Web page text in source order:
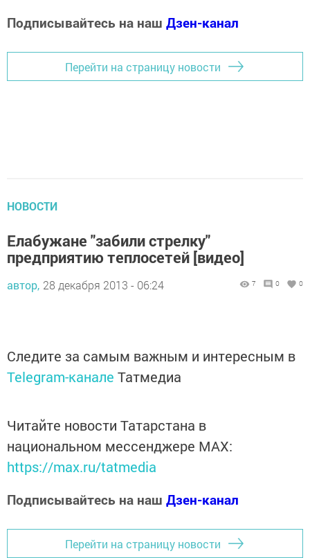
Подписывайтесь на наш Дзен-канал
Перейти на страницу новости
НОВОСТИ
Елабужане "забили стрелку"
предприятию теплосетей [видео]
автор, 28 декабря 2013 - 06:24 7 0 0
Следите за самым важным и интересным в
Telegram-канале Татмедиа
Читайте новости Татарстана в
национальном мессенджере MАХ:
https://max.ru/tatmedia
Подписывайтесь на наш Дзен-канал
Перейти на страницу новости